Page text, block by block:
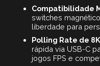
Compatibilidade
switches
liberdade para
Polling Rate de 8K
rápida via USB-C
jogos FPS e